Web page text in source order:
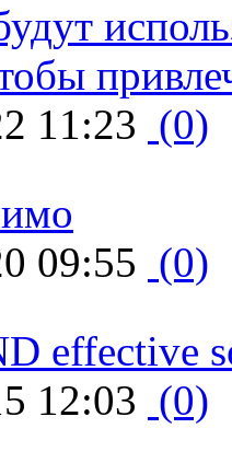
11:23 (0)
09:55 (0)
effective
12:03 (0)